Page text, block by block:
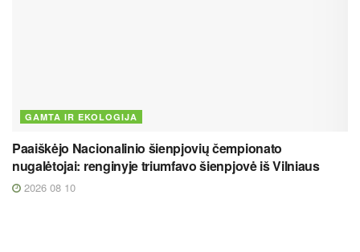
GAMTA IR EKOLOGIJA
Paaiškėjo Nacionalinio šienpjovių čempionato
nugalėtojai: renginyje triumfavo šienpjovė iš Vilniaus
2026 08 10